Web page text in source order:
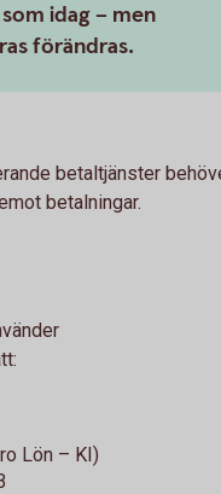
idag – men
förändras.
betaltjänster
betalningar.
Lön – KI)